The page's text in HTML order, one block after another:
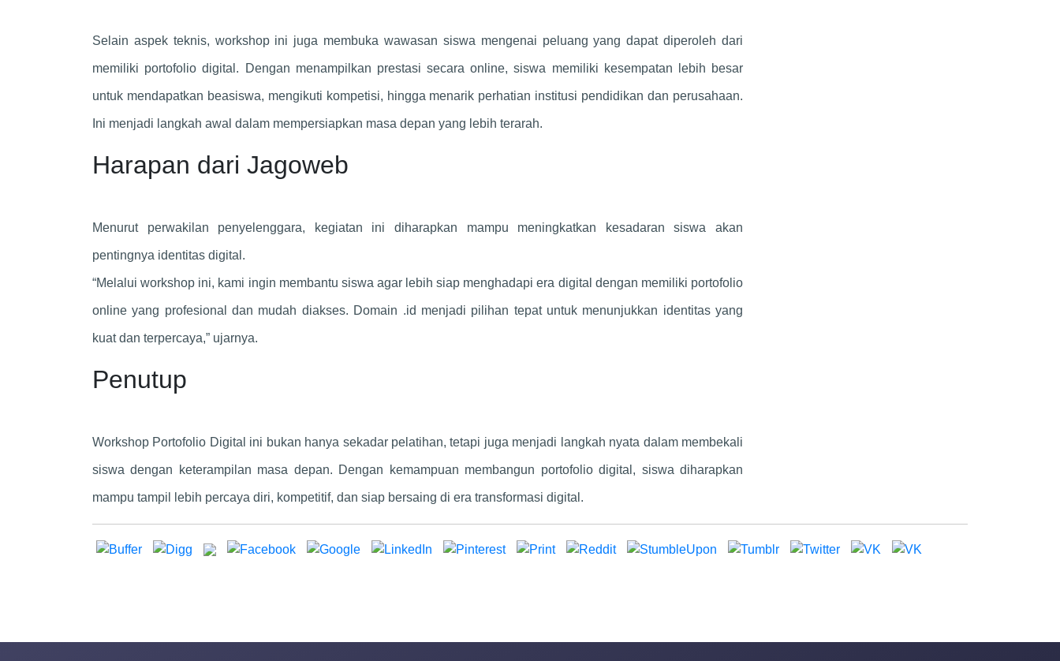
Selain aspek teknis, workshop ini juga membuka wawasan siswa mengenai peluang yang dapat diperoleh dari
memiliki portofolio digital. Dengan menampilkan prestasi secara online, siswa memiliki kesempatan lebih besar
untuk mendapatkan beasiswa, mengikuti kompetisi, hingga menarik perhatian institusi pendidikan dan perusahaan.
Ini menjadi langkah awal dalam mempersiapkan masa depan yang lebih terarah.
Harapan dari Jagoweb
Menurut perwakilan penyelenggara, kegiatan ini diharapkan mampu meningkatkan kesadaran siswa akan
pentingnya identitas digital.
“Melalui workshop ini, kami ingin membantu siswa agar lebih siap menghadapi era digital dengan memiliki portofolio
online yang profesional dan mudah diakses. Domain .id menjadi pilihan tepat untuk menunjukkan identitas yang
kuat dan terpercaya,” ujarnya.
Penutup
Workshop Portofolio Digital ini bukan hanya sekadar pelatihan, tetapi juga menjadi langkah nyata dalam membekali
siswa dengan keterampilan masa depan. Dengan kemampuan membangun portofolio digital, siswa diharapkan
mampu tampil lebih percaya diri, kompetitif, dan siap bersaing di era transformasi digital.